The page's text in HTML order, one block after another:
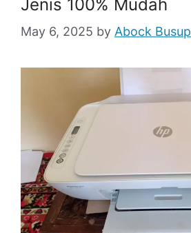
Jenis 100% Mudah
May 6, 2025 by Abock Busup